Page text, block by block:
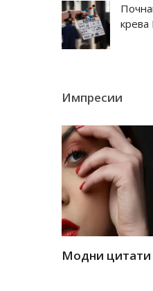
крева
Импресии
Модни цитати